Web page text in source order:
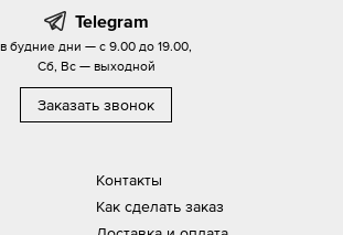
Контакты
Как сделать заказ
Telegram
в будние дни — с 9.00 до 19.00,
Сб, Вс — выходной
Заказать звонок